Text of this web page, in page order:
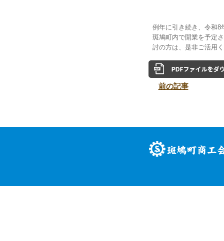
例年に引き続き、令和8
斑鳩町内で開業を予定
討の方は、是非ご活用
前の記事